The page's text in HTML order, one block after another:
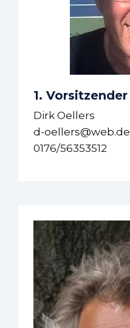
1. Vorsitzender
Dirk Oellers
d-oellers@web.de
0176/56353512